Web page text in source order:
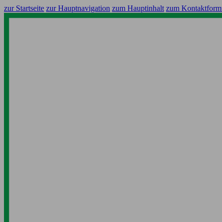
zur Startseite zur Hauptnavigation zum Hauptinhalt zum